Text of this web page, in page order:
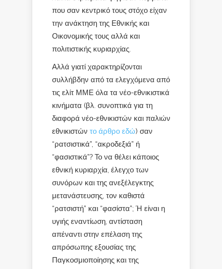
που σαν κεντρικό τους στόχο είχαν
την ανάκτηση της Εθνικής και
Οικονομικής τους αλλά και
πολιτιστικής κυριαρχίας.
Αλλά γιατί χαρακτηρίζονται
συλλήβδην από τα ελεγχόμενα από
τις ελίτ ΜΜΕ όλα τα νέο-εθνικιστικά
κινήματα (βλ. συνοπτικά για τη
διαφορά νέο-εθνικιστών και παλιών
εθνικιστών το άρθρο εδώ) σαν
“ρατσιστικά”, “ακροδεξιά” ή
“φασιστικά”? Το να θέλει κάποιος
εθνική κυριαρχία, έλεγχο των
συνόρων και της ανεξέλεγκτης
μετανάστευσης, τον καθιστά
“ρατσιστή” και “φασίστα”; Ή είναι η
υγιής εναντίωση, αντίσταση
απέναντι στην επέλαση της
απρόσωπης εξουσίας της
Παγκοσμιοποίησης και της